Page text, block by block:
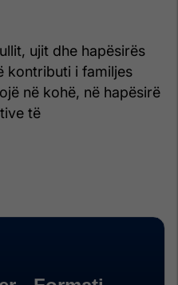
ujit dhe hapësirës
kontributi i familjes
në kohë, në hapësirë
të